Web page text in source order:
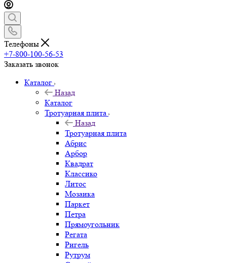
Телефоны
+7-800-100-56-53
Заказать звонок
Каталог
Назад
Каталог
Тротуарная плита
Назад
Тротуарная плита
Абрис
Арбор
Квадрат
Классико
Литос
Мозаика
Паркет
Петра
Прямоугольник
Регата
Ригель
Рутрум